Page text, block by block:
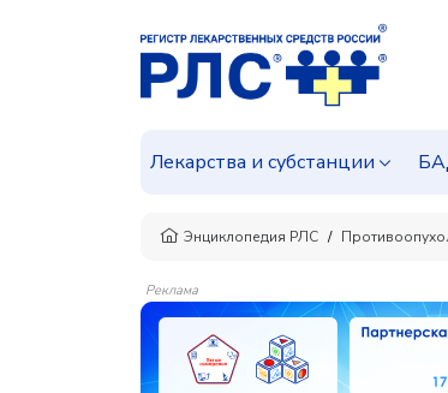
Лекарства и субстанции
Энциклопедия РЛС
Реклама